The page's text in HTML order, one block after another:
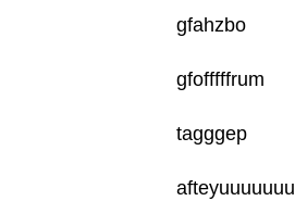
gfahzbo
gfofffffrum
tagggep
afteyuuuuuuu